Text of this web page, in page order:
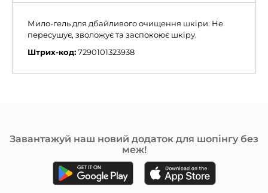
Мило-гель для дбайливого очищення шкіри. Не
пересушує, зволожує та заспокоює шкіру.
Штрих-код:7290101323938
Завантажуй наш новий додаток для шопінгу без
меж!